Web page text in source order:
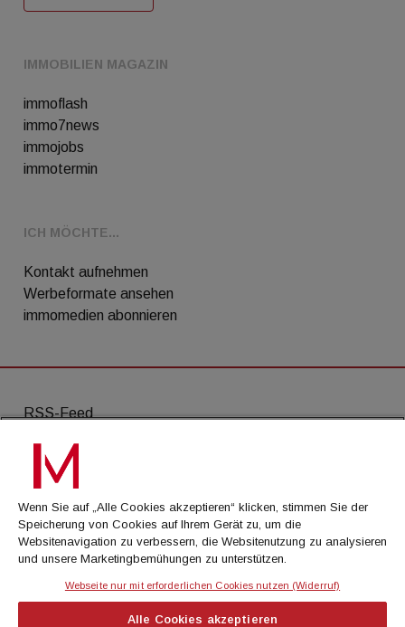
IMMOBILIEN MAGAZIN
immoflash
immo7news
immojobs
immotermin
ICH MÖCHTE...
Kontakt aufnehmen
Werbeformate ansehen
immomedien abonnieren
RSS-Feed
AGB
Datenschutz
Kontakt
Impressum
Wenn Sie auf „Alle Cookies akzeptieren“ klicken, stimmen Sie der
Speicherung von Cookies auf Ihrem Gerät zu, um die
Websitenavigation zu verbessern, die Websitenutzung zu analysieren
und unsere Marketingbemühungen zu unterstützen.
Webseite nur mit erforderlichen Cookies nutzen (Widerruf)
Alle Cookies akzeptieren